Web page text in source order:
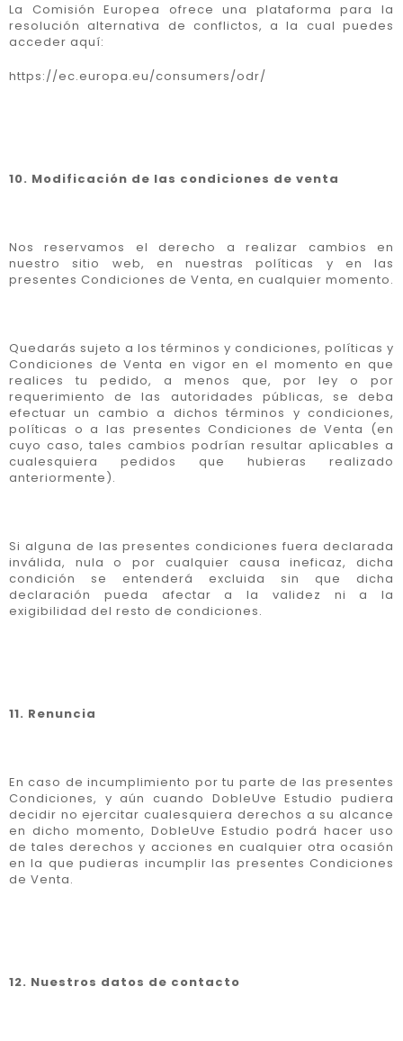
La Comisión Europea ofrece una plataforma para la
resolución alternativa de conflictos, a la cual puedes
acceder aquí:
https://ec.europa.eu/consumers/odr/
10. Modificación de las condiciones de venta
Nos reservamos el derecho a realizar cambios en
nuestro sitio web, en nuestras políticas y en las
presentes Condiciones de Venta, en cualquier momento.
Quedarás sujeto a los términos y condiciones, políticas y
Condiciones de Venta en vigor en el momento en que
realices tu pedido, a menos que, por ley o por
requerimiento de las autoridades públicas, se deba
efectuar un cambio a dichos términos y condiciones,
políticas o a las presentes Condiciones de Venta (en
cuyo caso, tales cambios podrían resultar aplicables a
cualesquiera pedidos que hubieras realizado
anteriormente).
Si alguna de las presentes condiciones fuera declarada
inválida, nula o por cualquier causa ineficaz, dicha
condición se entenderá excluida sin que dicha
declaración pueda afectar a la validez ni a la
exigibilidad del resto de condiciones.
11. Renuncia
En caso de incumplimiento por tu parte de las presentes
Condiciones, y aún cuando DobleUve Estudio pudiera
decidir no ejercitar cualesquiera derechos a su alcance
en dicho momento, DobleUve Estudio podrá hacer uso
de tales derechos y acciones en cualquier otra ocasión
en la que pudieras incumplir las presentes Condiciones
de Venta.
12. Nuestros datos de contacto